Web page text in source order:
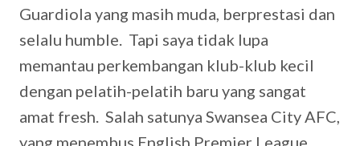
Guardiola yang masih muda, berprestasi dan
selalu humble. Tapi saya tidak lupa
memantau perkembangan klub-klub kecil
dengan pelatih-pelatih baru yang sangat
amat fresh. Salah satunya Swansea City AFC,
yang menembus English Premier League